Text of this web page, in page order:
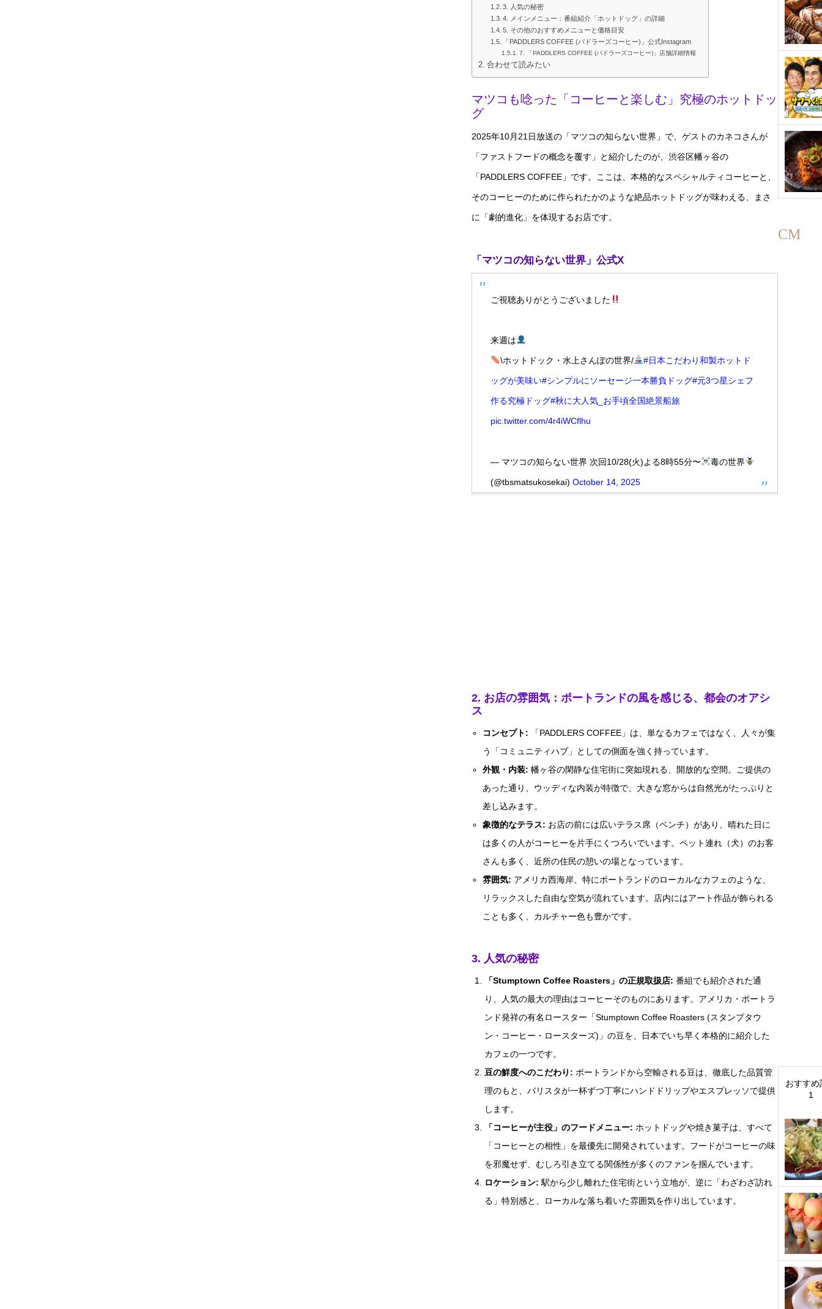
3. 人気の秘密
4. メインメニュー：番組紹介「ホットドッグ」の詳細
5. その他のおすすめメニューと価格目安
「PADDLERS COFFEE (パドラーズコーヒー)」公式Instagram
7. 「PADDLERS COFFEE (パドラーズコーヒー)」店舗詳細情報
合わせて読みたい
マツコも唸った「コーヒーと楽しむ」究極のホットドッ
グ
2025年10月21日放送の「マツコの知らない世界」で、ゲストのカネコさんが
「ファストフードの概念を覆す」と紹介したのが、渋谷区幡ヶ谷の
「PADDLERS COFFEE」です。ここは、本格的なスペシャルティコーヒーと、
そのコーヒーのために作られたかのような絶品ホットドッグが味わえる、まさ
に「劇的進化」を体現するお店です。
「マツコの知らない世界」公式X
ご視聴ありがとうございました
来週は
\ホットドック・水上さんぽの世界/ #日本こだわり和製ホットド
ッグが美味い#シンプルにソーセージ一本勝負ドッグ#元3つ星シェフ
作る究極ドッグ#秋に大人気_お手頃全国絶景船旅
pic.twitter.com/4r4iWCflhu
— マツコの知らない世界 次回10/28(火)よる8時55分〜 毒の世界
(@tbsmatsukosekai) October 14, 2025
2. お店の雰囲気：ポートランドの風を感じる、都会のオアシ
ス
コンセプト: 「PADDLERS COFFEE」は、単なるカフェではなく、人々が集
う「コミュニティハブ」としての側面を強く持っています。
外観・内装: 幡ヶ谷の閑静な住宅街に突如現れる、開放的な空間。ご提供の
あった通り、ウッディな内装が特徴で、大きな窓からは自然光がたっぷりと
差し込みます。
象徴的なテラス: お店の前には広いテラス席（ベンチ）があり、晴れた日に
は多くの人がコーヒーを片手にくつろいでいます。ペット連れ（犬）のお客
さんも多く、近所の住民の憩いの場となっています。
雰囲気: アメリカ西海岸、特にポートランドのローカルなカフェのような、
リラックスした自由な空気が流れています。店内にはアート作品が飾られる
ことも多く、カルチャー色も豊かです。
3. 人気の秘密
「Stumptown Coffee Roasters」の正規取扱店: 番組でも紹介された通
り、人気の最大の理由はコーヒーそのものにあります。アメリカ・ポートラ
ンド発祥の有名ロースター「Stumptown Coffee Roasters (スタンプタウ
ン・コーヒー・ロースターズ)」の豆を、日本でいち早く本格的に紹介した
カフェの一つです。
豆の鮮度へのこだわり: ポートランドから空輸される豆は、徹底した品質管
理のもと、バリスタが一杯ずつ丁寧にハンドドリップやエスプレッソで提供
します。
「コーヒーが主役」のフードメニュー: ホットドッグや焼き菓子は、すべて
「コーヒーとの相性」を最優先に開発されています。フードがコーヒーの味
を邪魔せず、むしろ引き立てる関係性が多くのファンを掴んでいます。
ロケーション: 駅から少し離れた住宅街という立地が、逆に「わざわざ訪れ
る」特別感と、ローカルな落ち着いた雰囲気を作り出しています。
CM
おすすめ
1